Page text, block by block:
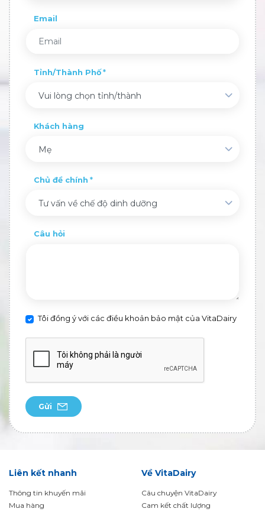
Email
Tỉnh/Thành Phố
Vui lòng chọn tỉnh/thành
Khách hàng
Mẹ
Chủ đề chính
Tư vấn về chế độ dinh dưỡng
Câu hỏi
Tôi đồng ý với các điều khoản bảo mật của VitaDairy
Gửi
Liên kết nhanh
Thông tin khuyến mãi
Mua hàng
Về VitaDairy
Câu chuyện VitaDairy
Cam kết chất lượng